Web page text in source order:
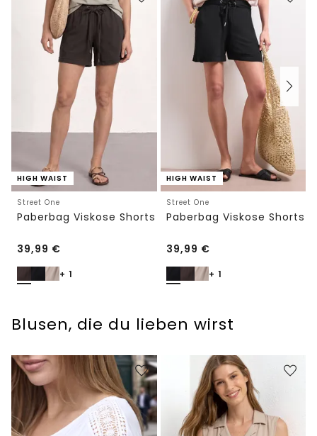
HIGH WAIST
Street One
Paberbag Viskose Shorts
39,99 €
+ 1
HIGH WAIST
Street One
Paberbag Viskose Shorts
39,99 €
+ 1
Blusen, die du lieben wirst